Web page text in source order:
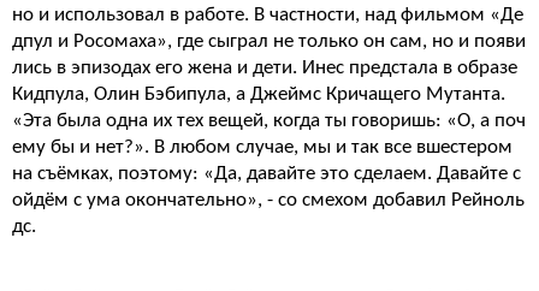
но и использовал в работе. В частности, над фильмом «Де
дпул и Росомаха», где сыграл не только он сам, но и появи
лись в эпизодах его жена и дети. Инес предстала в образе
Кидпула, Олин Бэбипула, а Джеймс Кричащего Мутанта.
«Эта была одна их тех вещей, когда ты говоришь: «О, а поч
ему бы и нет?». В любом случае, мы и так все вшестером
на съёмках, поэтому: «Да, давайте это сделаем. Давайте с
ойдём с ума окончательно», - со смехом добавил Рейноль
дс.